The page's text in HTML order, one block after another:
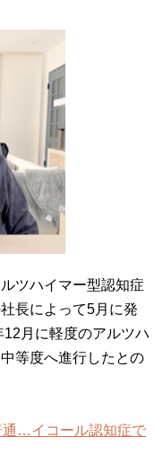
ツハイマー型認知症
長によって5月に発
月に軽度のアルツハ
等度へ進行したとの
通…イコール認知症で